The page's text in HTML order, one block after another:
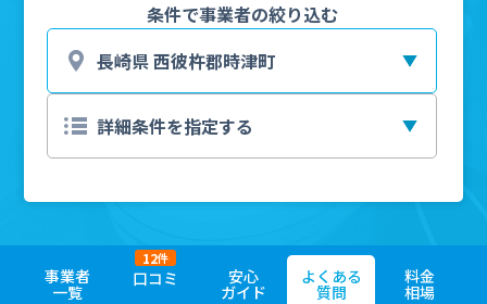
条件で事業者の絞り込む
事業者
一覧
口コミ
12件
安心
ガイド
よくある
質問
料金
相場